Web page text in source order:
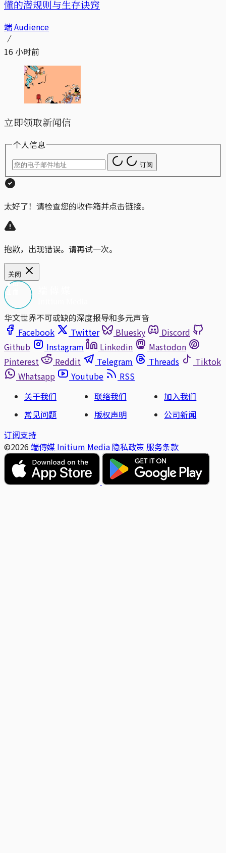
懂的潜规则与生存诀窍
端 Audience
16 小时前
立即领取新闻信
个人信息
订阅
太好了！请检查您的收件箱并点击链接。
抱歉，出现错误。请再试一次。
关闭
华文世界不可或缺的深度报导和多元声音
Facebook
Twitter Bluesky
Discord
Github
Instagram Linkedin
Mastodon
Pinterest
Reddit Telegram Threads
Tiktok
Whatsapp
Youtube
RSS
关于我们
联络我们
加入我们
常见问题
版权声明
公司新闻
订阅支持
©2026 端傳媒 Initium Media 隐私政策 服务条款